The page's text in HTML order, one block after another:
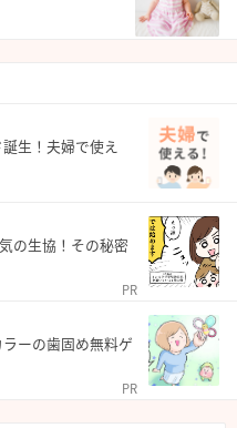
生！夫婦で使え
の生協！その秘密
PR
ーの歯固め無料ゲ
PR